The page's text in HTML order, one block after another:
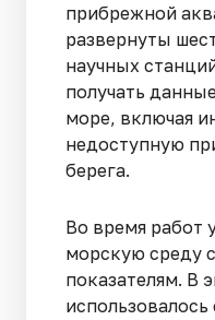
прибрежной
развернуты
научных
получать
море, включая
недоступную
берега.
Во время работ
морскую среду
показателям. В